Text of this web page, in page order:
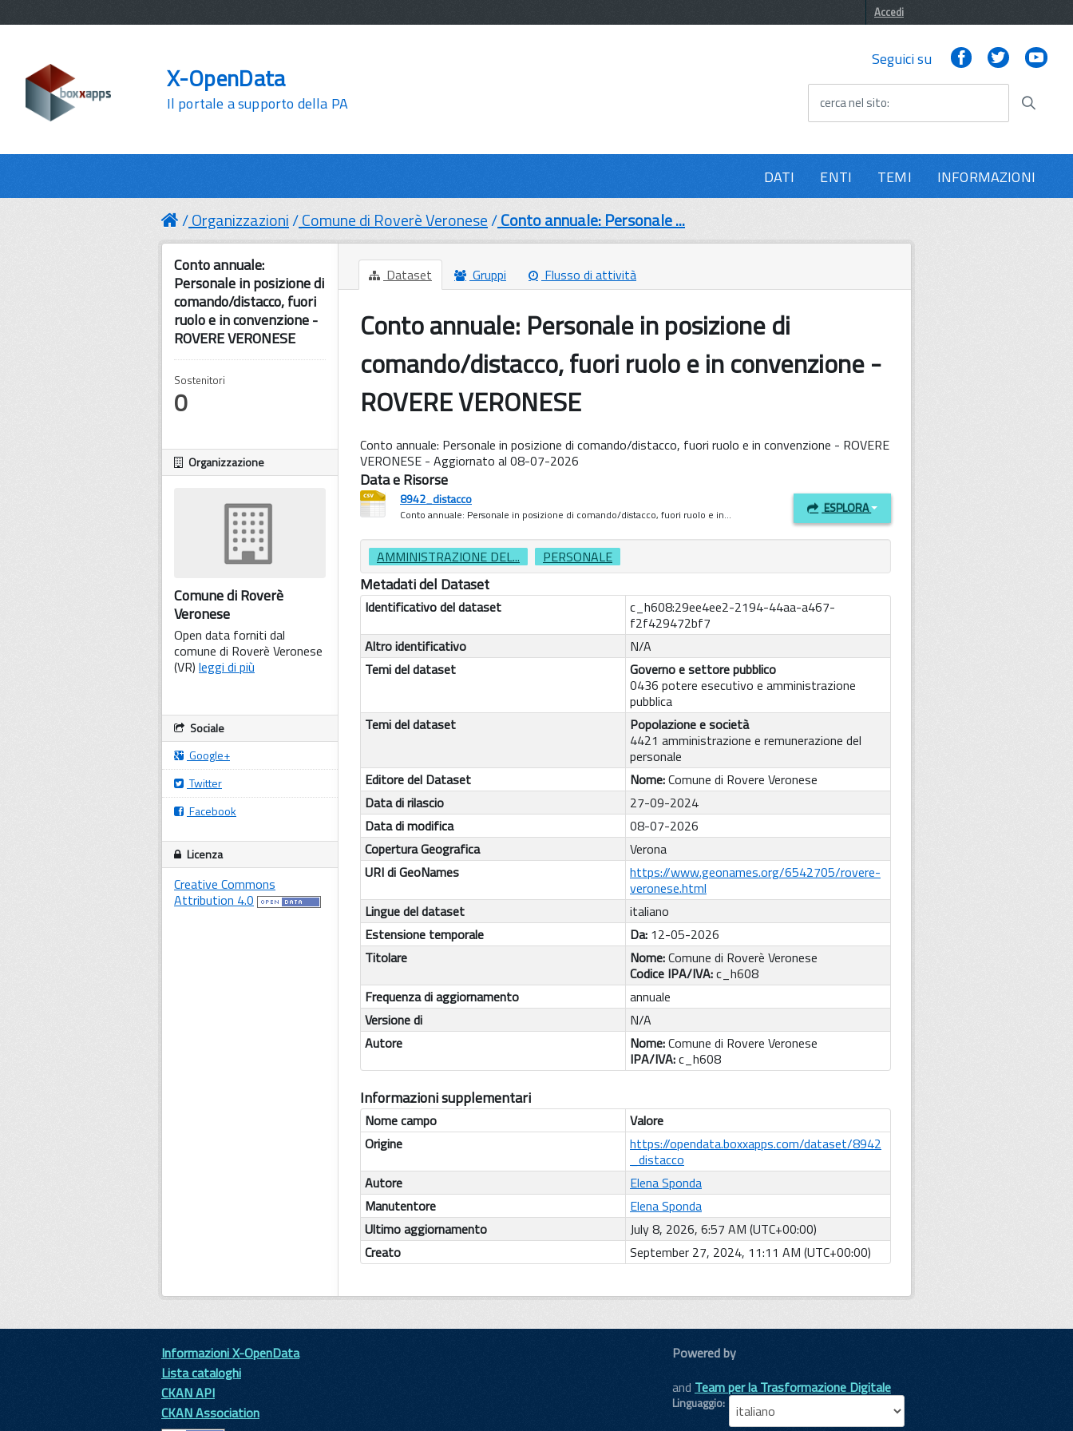
Accedi
X-OpenData
Il portale a supporto della PA
Seguici su FacebookTwitter
cerca nel sito
DATI ENTI TEMI INFORMAZIONI
Organizzazioni Comune di Roverè Veronese Conto annuale: Personale ...
Dataset Gruppi Flusso di attività
Conto annuale: Personale in posizione di
comando/distacco, fuori ruolo e in convenzione -
ROVERE VERONESE
Conto annuale: Personale in posizione di comando/distacco, fuori ruolo e in convenzione - ROVERE
VERONESE - Aggiornato al 08-07-2026
Data e Risorse
8942_distacco
Conto annuale: Personale in posizione di comando/distacco, fuori ruolo e in... ESPLORA
AMMINISTRAZIONE DEL... PERSONALE
Metadati del Dataset
Identificativo del dataset
c_h608:29ee4ee2-2194-44aa-a467-
f2f429472bf7
Altro identificativo
N/A
Temi del dataset
Governo e settore pubblico
0436 potere esecutivo e amministrazione
pubblica
Temi del dataset
Popolazione e società
4421 amministrazione e remunerazione del
personale
Editore del Dataset
Nome:Comune di Rovere Veronese
Data di rilascio
27-09-2024
Data di modifica
08-07-2026
Copertura Geografica
Verona
URI di GeoNames
https://www.geonames.org/6542705/rovere-
veronese.html
Lingue del dataset
italiano
Estensione temporale
Da: 12-05-2026
Titolare
Nome:Comune di Roverè Veronese
Codice IPA/IVA:c_h608
Frequenza di aggiornamento
annuale
Versione di
N/A
Autore
Nome:Comune di Rovere Veronese
IPA/IVA:c_h608
Informazioni supplementari
Nome campo
Valore
Origine
https://opendata.boxxapps.com/dataset/8942
_distacco
Autore
Elena Sponda
Manutentore
Elena Sponda
Ultimo aggiornamento
July 8, 2026, 6:57 AM (UTC+00:00)
Creato
September 27, 2024, 11:11 AM (UTC+00:00)
Conto annuale:
Personale in posizione di
comando/distacco, fuori
ruolo e in convenzione -
ROVERE VERONESE
Sostenitori
0
Organizzazione
Comune di Roverè
Veronese
Open data forniti dal
comune di Roverè Veronese
(VR) leggi di più
Sociale
Google+
Twitter
Facebook
Licenza
Creative Commons
Attribution 4.0
Informazioni X-OpenData
Lista cataloghi
CKAN API
CKAN Association
Powered by
and Team per la Trasformazione Digitale
Linguaggio